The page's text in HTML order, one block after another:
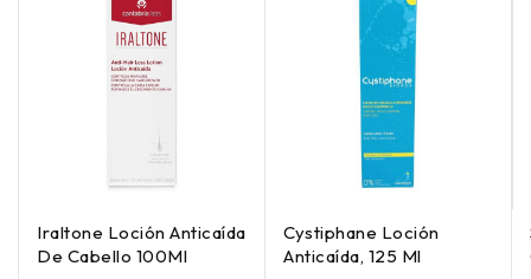
Iraltone Loción Anticaída
De Cabello 100Ml
Cystiphane Loción
Anticaída, 125 Ml